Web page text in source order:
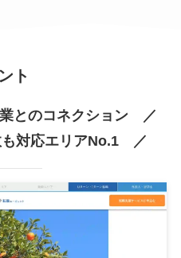
ト
とのコネクション ／
対応エリアNo.1 ／